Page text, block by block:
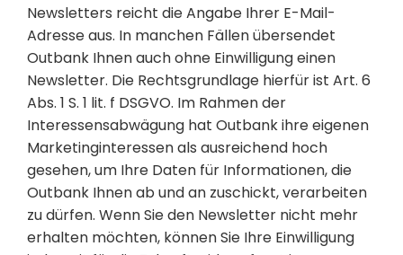
Newsletters reicht die Angabe Ihrer E-Mail-
Adresse aus. In manchen Fällen übersendet
Outbank Ihnen auch ohne Einwilligung einen
Newsletter. Die Rechtsgrundlage hierfür ist Art. 6
Abs. 1 S. 1 lit. f DSGVO. Im Rahmen der
Interessensabwägung hat Outbank ihre eigenen
Marketinginteressen als ausreichend hoch
gesehen, um Ihre Daten für Informationen, die
Outbank Ihnen ab und an zuschickt, verarbeiten
zu dürfen. Wenn Sie den Newsletter nicht mehr
erhalten möchten, können Sie Ihre Einwilligung